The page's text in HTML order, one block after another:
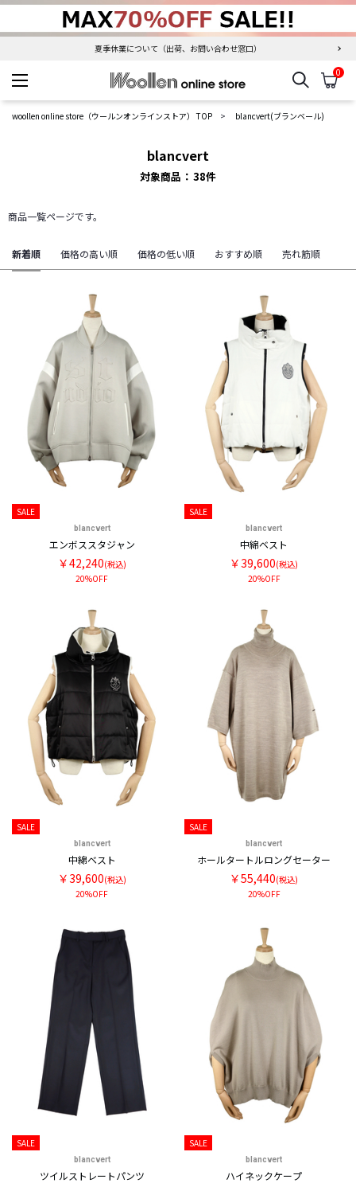
夏季休業について（出荷、お問い合わせ窓口）
woollen online store
検索 カ
0
woollen online store（ウールンオンラインストア） TOP blancvert(ブランベール)
blancvert
対象商品 38件
商品一覧ページです。
新着順 価格の高い順 価格の低い順 おすすめ順 売れ筋順
SALE
blancvert
エンボススタジャン
￥42,240(税込)
20%OFF
SALE
blancvert
中綿ベスト
￥39,600(税込)
20%OFF
SALE
blancvert
中綿ベスト
￥39,600(税込)
20%OFF
SALE
blancvert
ホールタートルロングセーター
￥55,440(税込)
20%OFF
SALE
blancvert
ツイルストレートパンツ
SALE
blancvert
ハイネックケープ